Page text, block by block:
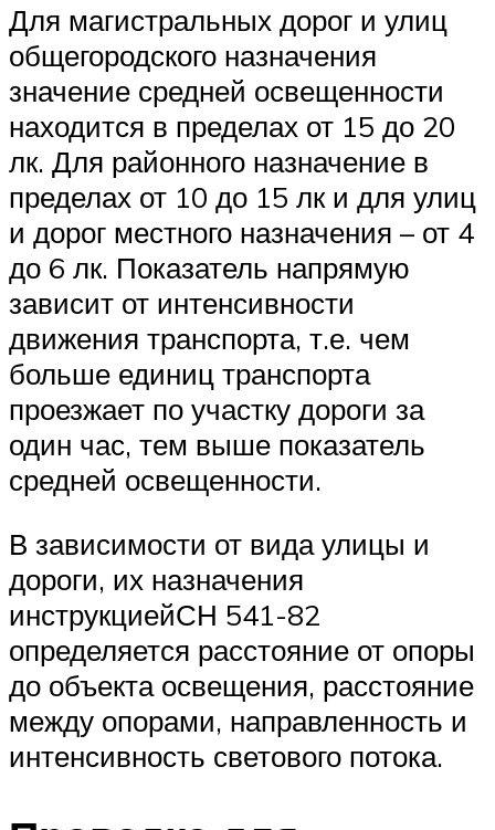
Для магистральных дорог и улиц
общегородского назначения
значение средней освещенности
находится в пределах от 15 до 20
лк. Для районного назначение в
пределах от 10 до 15 лк и для улиц
и дорог местного назначения – от 4
до 6 лк. Показатель напрямую
зависит от интенсивности
движения транспорта, т.е. чем
больше единиц транспорта
проезжает по участку дороги за
один час, тем выше показатель
средней освещенности.
В зависимости от вида улицы и
дороги, их назначения
инструкциейСН 541-82
определяется расстояние от опоры
до объекта освещения, расстояние
между опорами, направленность и
интенсивность светового потока.